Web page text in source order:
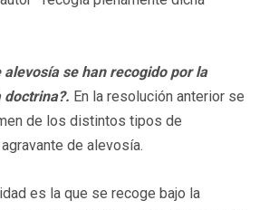
alevosía se han recogido por la
doctrina?. En la resolución anterior se
de los distintos tipos de
de alevosía.
es la que se recoge bajo la